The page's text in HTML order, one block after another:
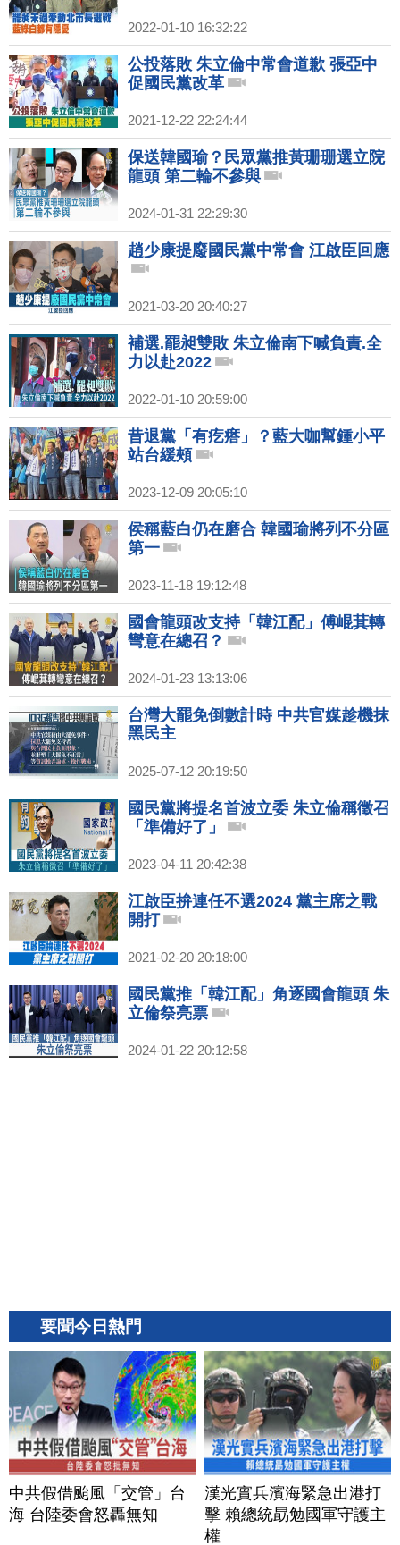
2022-01-10 16:32:22
公投落敗 朱立倫中常會道歉 張亞中
促國民黨改革
2021-12-22 22:24:44
保送韓國瑜？民眾黨推黃珊珊選立院
龍頭 第二輪不參與
2024-01-31 22:29:30
趙少康提廢國民黨中常會 江啟臣回應
2021-03-20 20:40:27
補選.罷昶雙敗 朱立倫南下喊負責.全
力以赴2022
2022-01-10 20:59:00
昔退黨「有疙瘩」？藍大咖幫鍾小平
站台緩頰
2023-12-09 20:05:10
侯稱藍白仍在磨合 韓國瑜將列不分區
第一
2023-11-18 19:12:48
國會龍頭改支持「韓江配」傅崐萁轉
彎意在總召？
2024-01-23 13:13:06
台灣大罷免倒數計時 中共官媒趁機抹
黑民主
2025-07-12 20:19:50
國民黨將提名首波立委 朱立倫稱徵召
「準備好了」
2023-04-11 20:42:38
江啟臣拚連任不選2024 黨主席之戰
開打
2021-02-20 20:18:00
國民黨推「韓江配」角逐國會龍頭 朱
立倫祭亮票
2024-01-22 20:12:58
要聞今日熱門
中共假借颱風「交管」台
海 台陸委會怒轟無知
漢光實兵濱海緊急出港打
擊 賴總統勗勉國軍守護主
權